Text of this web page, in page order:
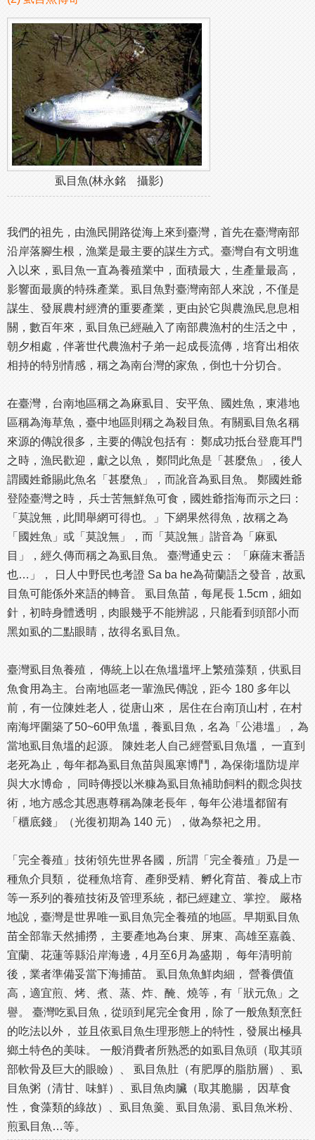
虱目魚(林永銘 攝影)
我們的祖先，由漁民開路從海上來到臺灣，首先在臺灣南部
沿岸落腳生根，漁業是最主要的謀生方式。臺灣自有文明進
入以來，虱目魚一直為養殖業中，面積最大，生產量最高，
影響面最廣的特殊產業。虱目魚對臺灣南部人來說，不僅是
謀生、發展農村經濟的重要產業，更由於它與農漁民息息相
關，數百年來，虱目魚已經融入了南部農漁村的生活之中，
朝夕相處，伴著世代農漁村子弟一起成長流傳，培育出相依
相持的特別情感，稱之為南台灣的家魚，倒也十分切合。
在臺灣，台南地區稱之為麻虱目、安平魚、國姓魚，東港地
區稱為海草魚，臺中地區則稱之為殺目魚。有關虱目魚名稱
來源的傳說很多，主要的傳說包括有： 鄭成功抵台登鹿耳門
之時，漁民歡迎，獻之以魚， 鄭問此魚是「甚麼魚」，後人
謂國姓爺賜此魚名「甚麼魚」，而訛音為虱目魚。 鄭國姓爺
登陸臺灣之時， 兵士苦無鮮魚可食，國姓爺指海而示之曰：
「莫說無，此間舉網可得也。」下網果然得魚，故稱之為
「國姓魚」或「莫說無」，而「莫說無」諧音為「麻虱
目」，經久傳而稱之為虱目魚。 臺灣通史云： 「麻薩末番語
也…」， 日人中野民也考證 Sa ba he為荷蘭語之發音，故虱
目魚可能係外來語的轉音。 虱目魚苗，每尾長 1.5cm，細如
針，初時身體透明，肉眼幾乎不能辨認，只能看到頭部小而
黑如虱的二點眼睛，故得名虱目魚。
臺灣虱目魚養殖， 傳統上以在魚塭塭坪上繁殖藻類，供虱目
魚食用為主。台南地區老一輩漁民傳說，距今 180 多年以
前，有一位陳姓老人，從唐山來， 居住在台南頂山村，在村
南海坪圍築了50~60甲魚塭，養虱目魚，名為「公港塭」，為
當地虱目魚塭的起源。 陳姓老人自己經營虱目魚塭， 一直到
老死為止，每年都為虱目魚苗與風寒博鬥，為保衛塭防堤岸
與大水博命， 同時傳授以米糠為虱目魚補助飼料的觀念與技
術，地方感念其恩惠尊稱為陳老長年，每年公港塭都留有
「櫃底錢」（光復初期為 140 元），做為祭祀之用。
「完全養殖」技術領先世界各國，所謂「完全養殖」乃是一
種魚介貝類， 從種魚培育、產卵受精、孵化育苗、養成上市
等一系列的養殖技術及管理系統，都已經建立、掌控。 嚴格
地說，臺灣是世界唯一虱目魚完全養殖的地區。早期虱目魚
苗全部靠天然捕撈， 主要產地為台東、屏東、高雄至嘉義、
宜蘭、花蓮等縣沿岸海邊，4月至6月為盛期， 每年清明前
後，業者準備妥當下海捕苗。 虱目魚魚鮮肉細， 營養價值
高，適宜煎、烤、煮、蒸、炸、醃、燒等，有「狀元魚」之
譽。 臺灣吃虱目魚，從頭到尾完全食用，除了一般魚類烹飪
的吃法以外， 並且依虱目魚生理形態上的特性，發展出極具
鄉土特色的美味。 一般消費者所熟悉的如虱目魚頭（取其頭
部軟骨及巨大的眼瞼）、 虱目魚肚（有肥厚的脂肪層）、虱
目魚粥（清甘、味鮮）、虱目魚肉臟（取其脆腸， 因草食
性，食藻類的綠故）、虱目魚羹、虱目魚湯、虱目魚米粉、
煎虱目魚…等。